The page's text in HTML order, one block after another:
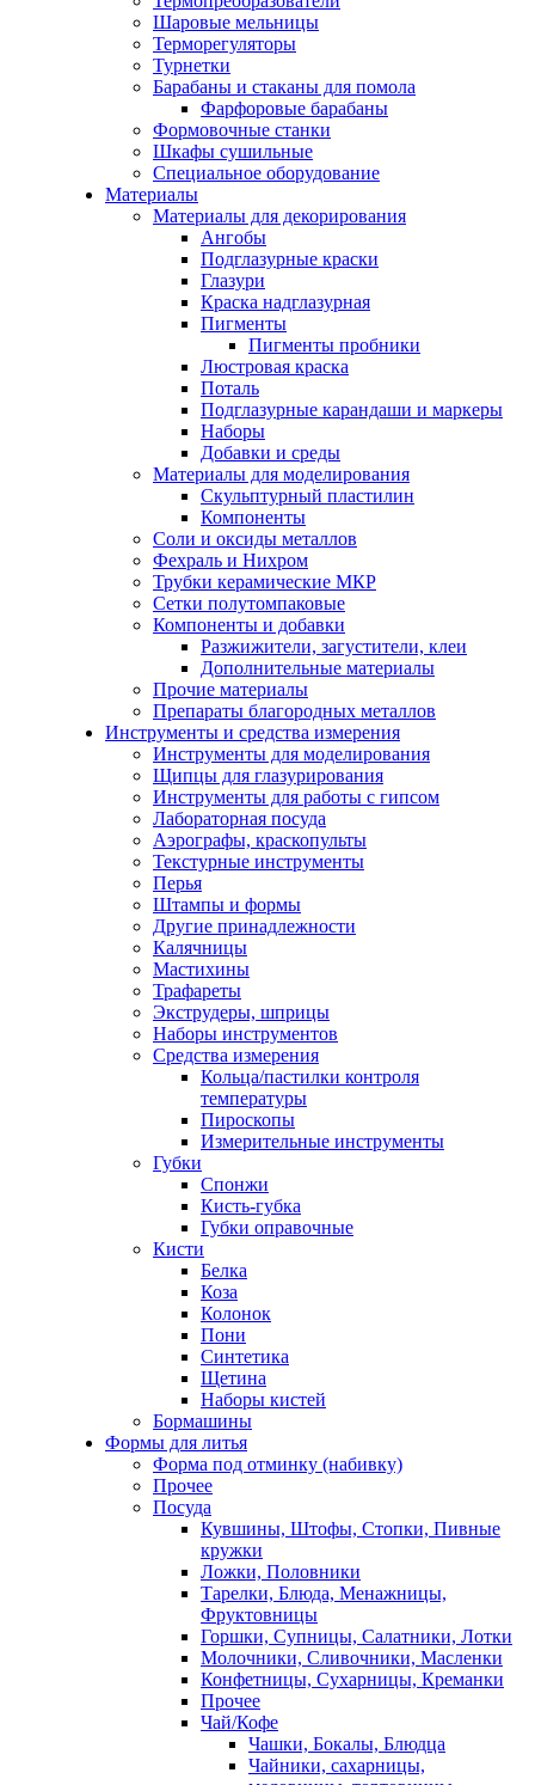
Шаровые мельницы
Терморегуляторы
Турнетки
Барабаны и стаканы для помола
Фарфоровые барабаны
Формовочные станки
Шкафы сушильные
Специальное оборудование
Материалы
Материалы для декорирования
Ангобы
Подглазурные краски
Глазури
Краска надглазурная
Пигменты
Пигменты пробники
Люстровая краска
Поталь
Подглазурные карандаши и маркеры
Наборы
Добавки и среды
Материалы для моделирования
Скульптурный пластилин
Компоненты
Соли и оксиды металлов
Фехраль и Нихром
Трубки керамические МКР
Сетки полутомпаковые
Компоненты и добавки
Разжижители, загустители, клеи
Дополнительные материалы
Прочие материалы
Препараты благородных металлов
Инструменты и средства измерения
Инструменты для моделирования
Щипцы для глазурирования
Инструменты для работы с гипсом
Лабораторная посуда
Аэрографы, краскопульты
Текстурные инструменты
Перья
Штампы и формы
Другие принадлежности
Калячницы
Мастихины
Трафареты
Экструдеры, шприцы
Наборы инструментов
Средства измерения
Кольца/пастилки контроля
температуры
Пироскопы
Измерительные инструменты
Губки
Спонжи
Кисть-губка
Губки оправочные
Кисти
Белка
Коза
Колонок
Пони
Синтетика
Щетина
Наборы кистей
Бормашины
Формы для литья
Форма под отминку (набивку)
Прочее
Посуда
Кувшины, Штофы, Стопки, Пивные
кружки
Ложки, Половники
Тарелки, Блюда, Менажницы,
Фруктовницы
Горшки, Супницы, Салатники, Лотки
Молочники, Сливочники, Масленки
Конфетницы, Сухарницы, Креманки
Прочее
Чай/Кофе
Чашки, Бокалы, Блюдца
Чайники, сахарницы,